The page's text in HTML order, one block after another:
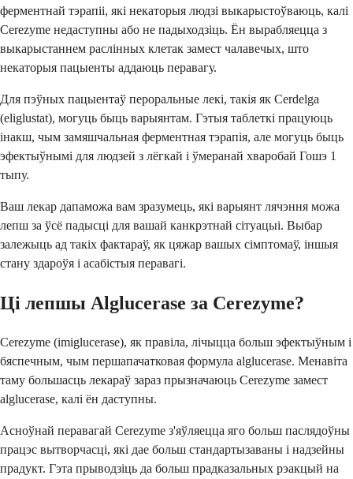
ферментнай тэрапіі, які некаторыя людзі выкарыстоўваюць, калі
Cerezyme недаступны або не падыходзіць. Ён вырабляецца з
выкарыстаннем раслінных клетак замест чалавечых, што
некаторыя пацыенты аддаюць перавагу.
Для пэўных пацыентаў пероральные лекі, такія як Cerdelga
(eliglustat), могуць быць варыянтам. Гэтыя таблеткі працуюць
інакш, чым замяшчальная ферментная тэрапія, але могуць быць
эфектыўнымі для людзей з лёгкай і ўмеранай хваробай Гошэ 1
тыпу.
Ваш лекар дапаможа вам зразумець, які варыянт лячэння можа
лепш за ўсё падысці для вашай канкрэтнай сітуацыі. Выбар
залежыць ад такіх фактараў, як цяжар вашых сімптомаў, іншыя
стану здароўя і асабістыя перавагі.
Ці лепшы Alglucerase за Cerezyme?
Cerezyme (imiglucerase), як правіла, лічыцца больш эфектыўным і
бяспечным, чым першапачатковая формула alglucerase. Менавіта
таму большасць лекараў зараз прызначаюць Cerezyme замест
alglucerase, калі ён даступны.
Асноўнай перавагай Cerezyme з'яўляецца яго больш паслядоўны
працэс вытворчасці, які дае больш стандартызаваны і надзейны
прадукт. Гэта прыводзіць да больш прадказальных рэакцый на